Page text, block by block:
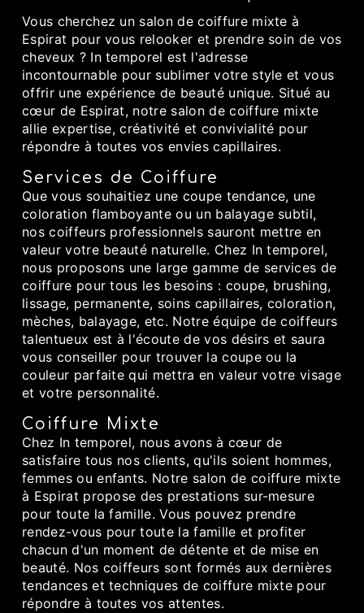
Vous cherchez un salon de coiffure mixte à
Espirat pour vous relooker et prendre soin de vos
cheveux ? In temporel est l'adresse
incontournable pour sublimer votre style et vous
offrir une expérience de beauté unique. Situé au
cœur de Espirat, notre salon de coiffure mixte
allie expertise, créativité et convivialité pour
répondre à toutes vos envies capillaires.
Services de Coiffure
Que vous souhaitiez une coupe tendance, une
coloration flamboyante ou un balayage subtil,
nos coiffeurs professionnels sauront mettre en
valeur votre beauté naturelle. Chez In temporel,
nous proposons une large gamme de services de
coiffure pour tous les besoins : coupe, brushing,
lissage, permanente, soins capillaires, coloration,
mèches, balayage, etc. Notre équipe de coiffeurs
talentueux est à l'écoute de vos désirs et saura
vous conseiller pour trouver la coupe ou la
couleur parfaite qui mettra en valeur votre visage
et votre personnalité.
Coiffure Mixte
Chez In temporel, nous avons à cœur de
satisfaire tous nos clients, qu'ils soient hommes,
femmes ou enfants. Notre salon de coiffure mixte
à Espirat propose des prestations sur-mesure
pour toute la famille. Vous pouvez prendre
rendez-vous pour toute la famille et profiter
chacun d'un moment de détente et de mise en
beauté. Nos coiffeurs sont formés aux dernières
tendances et techniques de coiffure mixte pour
répondre à toutes vos attentes.